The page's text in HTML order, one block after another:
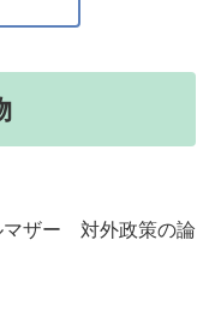
ザー 対外政策の論